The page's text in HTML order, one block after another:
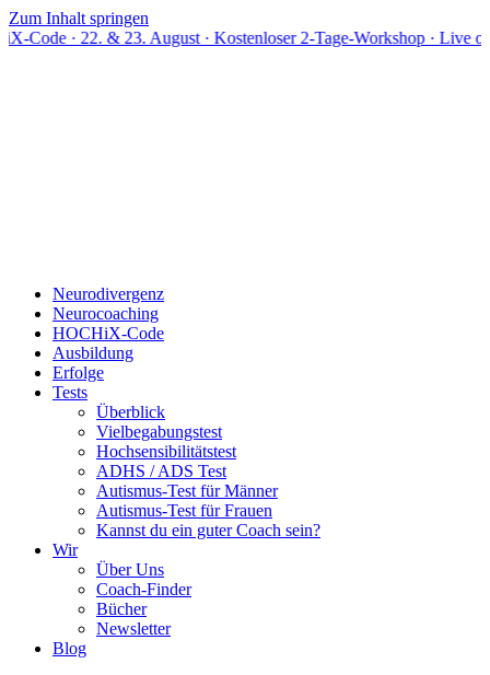
Zum Inhalt springen
& 23. August · Kostenloser 2-Tage-Workshop · Live online
Neurodivergenz
Neurocoaching
HOCHiX-Code
Ausbildung
Erfolge
Tests
Überblick
Vielbegabungstest
Hochsensibilitätstest
ADHS / ADS Test
Autismus-Test für Männer
Autismus-Test für Frauen
Kannst du ein guter Coach sein?
Wir
Über Uns
Coach-Finder
Bücher
Newsletter
Blog